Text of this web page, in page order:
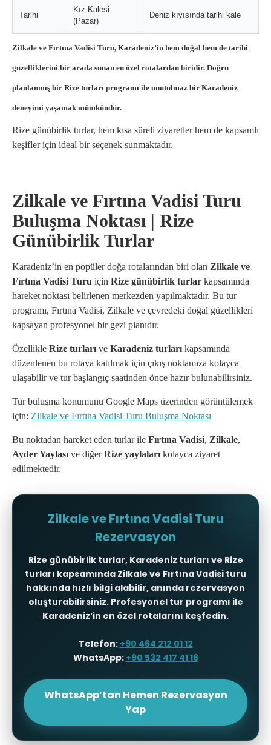
Tarihi
Kız Kalesi
(Pazar)
Deniz kıyısında tarihi kale
Zilkale ve Fırtına Vadisi Turu, Karadeniz’in hem doğal hem de tarihi
güzelliklerini bir arada sunan en özel rotalardan biridir. Doğru
planlanmış bir Rize turları programı ile unutulmaz bir Karadeniz
deneyimi yaşamak mümkündür.
Rize günübirlik turlar, hem kısa süreli ziyaretler hem de kapsamlı
keşifler için ideal bir seçenek sunmaktadır.
Zilkale ve Fırtına Vadisi Turu
Buluşma Noktası | Rize
Günübirlik Turlar
Karadeniz’in en popüler doğa rotalarından biri olan Zilkale ve
Fırtına Vadisi Turu için Rize günübirlik turlar kapsamında
hareket noktası belirlenen merkezden yapılmaktadır. Bu tur
programı, Fırtına Vadisi, Zilkale ve çevredeki doğal güzellikleri
kapsayan profesyonel bir gezi planıdır.
Özellikle Rize turları ve Karadeniz turları kapsamında
düzenlenen bu rotaya katılmak için çıkış noktamıza kolayca
ulaşabilir ve tur başlangıç saatinden önce hazır bulunabilirsiniz.
Tur buluşma konumunu Google Maps üzerinden görüntülemek
için: Zilkale ve Fırtına Vadisi Turu Buluşma Noktası
Bu noktadan hareket eden turlar ile Fırtına Vadisi, Zilkale,
Ayder Yaylası ve diğerRize yaylaları kolayca ziyaret
edilmektedir.
Zilkale ve Fırtına Vadisi Turu
Rezervasyon
Rize günübirlik turlar, Karadeniz turları ve Rize
turları kapsamında Zilkale ve Fırtına Vadisi turu
hakkında hızlı bilgi alabilir, anında rezervasyon
oluşturabilirsiniz. Profesyonel tur programı ile
Karadeniz’in en özel rotalarını keşfedin.
Telefon: +90 464 212 01 12
WhatsApp: +90 532 417 41 16
WhatsApp’tan Hemen Rezervasyon
Yap